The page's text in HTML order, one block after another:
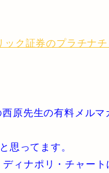
ク証券のプラチナチ
原先生の有料メル
思ってます。
ィナポリ・チャー